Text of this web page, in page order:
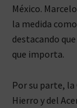
México.
la medida
destacando
que importa.
Por su parte,
Hierro y del